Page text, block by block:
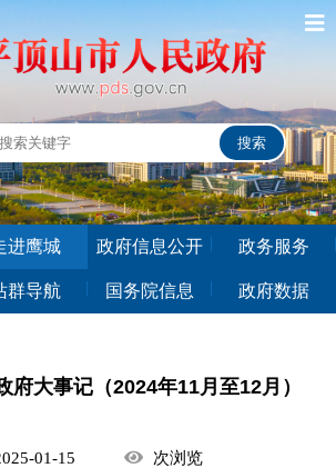
进鹰城 政府信息公开 政务服务
群导航 国务院信息 政府数据
府大事记（2024年11月至12月）
01-15 次浏览